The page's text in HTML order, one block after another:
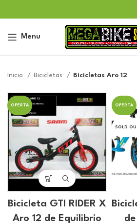
Menu
Inicio Bicicletas Bicicletas Aro 12
OFERTA
Bicicleta GTI RIDER X
Aro 12 de Equilibrio
OFERTA
SOLD